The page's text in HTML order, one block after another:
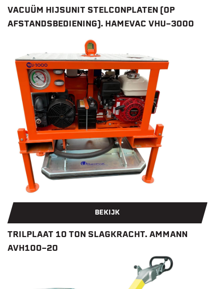
VACUÜM HIJSUNIT STELCONPLATEN (OP
AFSTANDSBEDIENING). HAMEVAC VHU-3000
BEKIJK
TRILPLAAT 10 TON SLAGKRACHT. AMMANN
AVH100-20